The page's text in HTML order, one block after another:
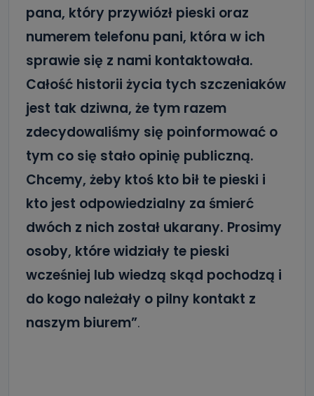
pana, który przywiózł pieski oraz
numerem telefonu pani, która w ich
sprawie się z nami kontaktowała.
Całość historii życia tych szczeniaków
jest tak dziwna, że tym razem
zdecydowaliśmy się poinformować o
tym co się stało opinię publiczną.
Chcemy, żeby ktoś kto bił te pieski i
kto jest odpowiedzialny za śmierć
dwóch z nich został ukarany. Prosimy
osoby, które widziały te pieski
wcześniej lub wiedzą skąd pochodzą i
do kogo należały o pilny kontakt z
naszym biurem”.